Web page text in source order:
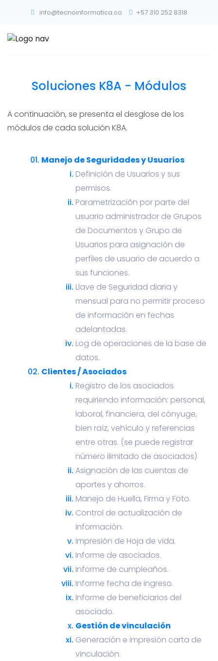
info@tecnoinformatica.co +57 310 252 8318
Soluciones K8A - Módulos
A continuación, se presenta el desglose de los
módulos de cada solución K8A.
Manejo de Seguridades y Usuarios
Definición de Usuarios y sus
permisos.
Parametrización por parte del
usuario administrador de Grupos
de Documentos y Grupo de
Usuarios para asignación de
perfiles de usuario de acuerdo a
sus funciones.
Llave de Seguridad diaria y
mensual para no permitir proceso
de información en fechas
adelantadas.
Log de operaciones de la base de
datos.
Clientes / Asociados
Registro de los asociados
requiriendo información: personal,
laboral, financiera, del cónyuge,
bien raíz, vehículo y referencias
entre otras. (se puede registrar
número ilimitado de asociados)
Asignación de las cuentas de
aportes y ahorros.
Manejo de Huella, Firma y Foto.
Control de actualización de
información.
Impresión de Hoja de vida.
Informe de asociados.
Informe de cumpleaños.
Informe fecha de ingreso.
Informe de beneficiarios del
asociado.
Gestión de vinculación
Generación e impresión carta de
vinculación.